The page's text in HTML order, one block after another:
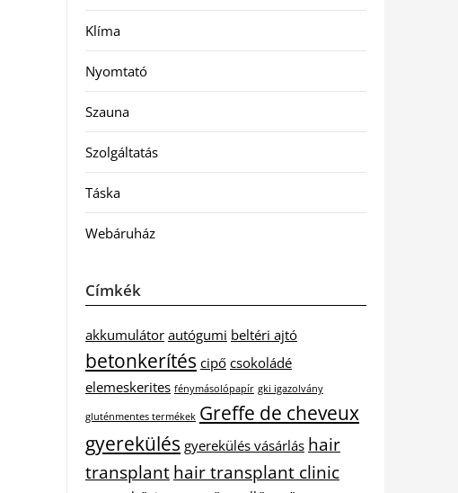
Klíma
Nyomtató
Szauna
Szolgáltatás
Táska
Webáruház
Címkék
akkumulátor autógumi beltéri ajtó
betonkerítés cipő csokoládé
elemeskerites fénymásolópapír gki igazolvány
gluténmentes termékek Greffe de cheveux
gyerekülés gyerekülés vásárlás hair
transplant hair transplant clinic